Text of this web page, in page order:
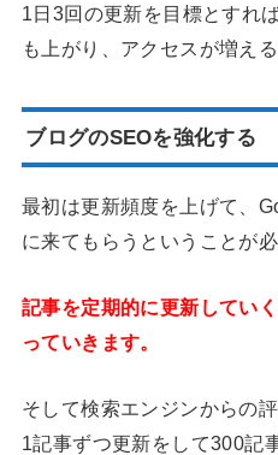
1日3回の更新を目標とすれ
も上がり、アクセスが増える
ブログのSEOを強化する
最初は更新頻度を上げて、
に来てもらうということが必
記事を定期的に更新してい
っていきます。
そして検索エンジンからの
1記事ずつ更新をして300記